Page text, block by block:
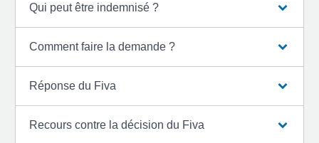
Qui peut être indemnisé ?
Comment faire la demande ?
Réponse du Fiva
Recours contre la décision du Fiva